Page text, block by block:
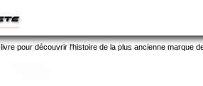
pour découvrir l'histoire de la plus ancienne marque